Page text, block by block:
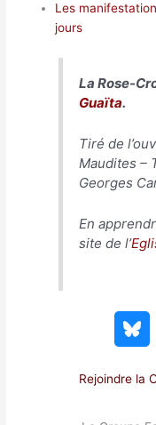
Les
jours
La Rose-
Guaïta.
Tiré de
Maudites –
Georges
En
site de l’
Rejoindre la